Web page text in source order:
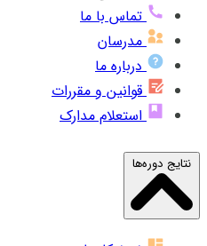
تماس با ما
مدرسان
درباره ما
قوانین و مقررات
استعلام مدارک
نتایج دوره‌ها